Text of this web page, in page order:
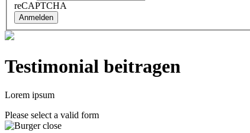
reCAPTCHA
Anmelden
Testimonial beitragen
Lorem ipsum
Please select a valid form